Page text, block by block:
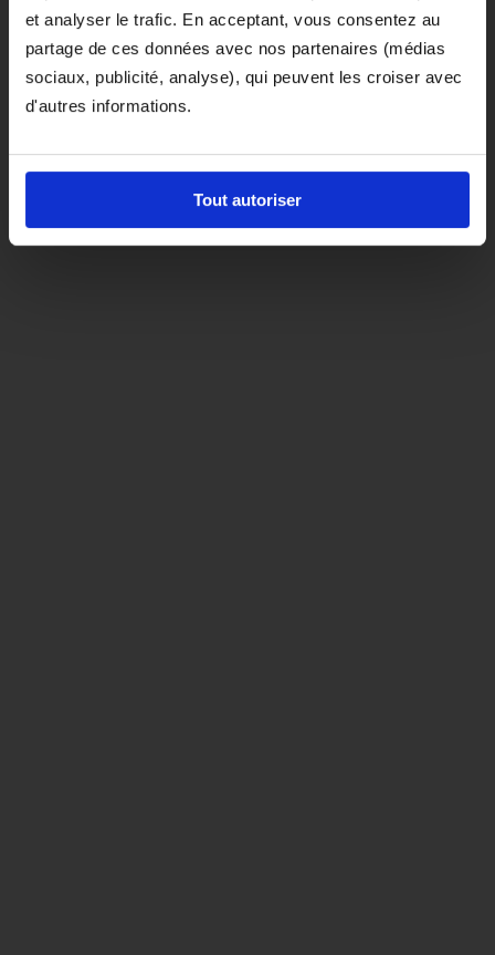
et analyser le trafic. En acceptant, vous consentez au
partage de ces données avec nos partenaires (médias
sociaux, publicité, analyse), qui peuvent les croiser avec
d'autres informations.
Tout autoriser
D'ici là, si vous souhaitez le coloris noir,
orientez-vous vers la matière "indispensable"